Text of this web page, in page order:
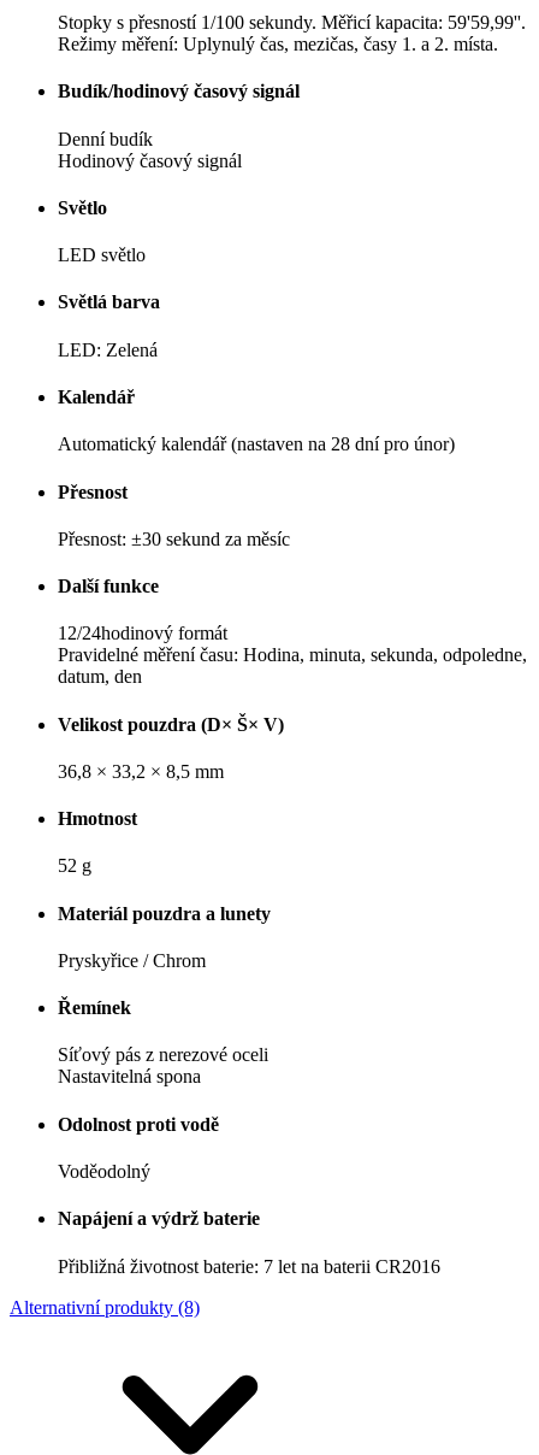
Stopky s přesností 1/100 sekundy. Měřicí kapacita: 59'59,99''.
Režimy měření: Uplynulý čas, mezičas, časy 1. a 2. místa.
Budík/hodinový časový signál
Denní budík
Hodinový časový signál
Světlo
LED světlo
Světlá barva
LED: Zelená
Kalendář
Automatický kalendář (nastaven na 28 dní pro únor)
Přesnost
Přesnost: ±30 sekund za měsíc
Další funkce
12/24hodinový formát
Pravidelné měření času: Hodina, minuta, sekunda, odpoledne,
datum, den
Velikost pouzdra (D× Š× V)
36,8 × 33,2 × 8,5 mm
Hmotnost
52 g
Materiál pouzdra a lunety
Pryskyřice / Chrom
Řemínek
Síťový pás z nerezové oceli
Nastavitelná spona
Odolnost proti vodě
Voděodolný
Napájení a výdrž baterie
Přibližná životnost baterie: 7 let na baterii CR2016
Alternativní produkty (8)